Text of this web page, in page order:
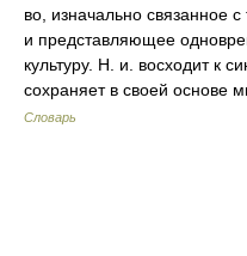
во, изначально связанное
и представляющее
культуру. Н. и. восходит к
сохраняет в своей основе
Словарь